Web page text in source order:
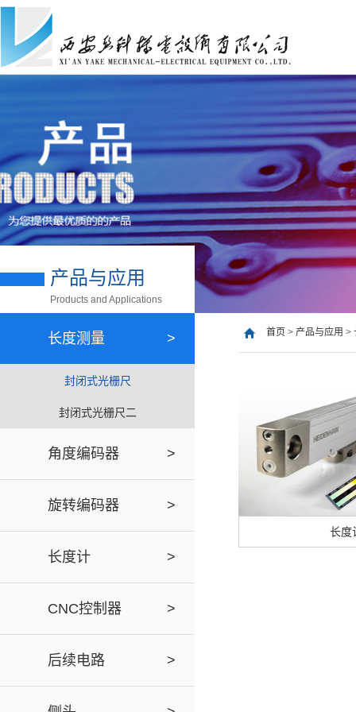
产品与应用
Products and Applications
长度测量 >
封闭式光栅尺
封闭式光栅尺二
角度编码器 >
旋转编码器 >
长度计 >
CNC控制器 >
后续电路 >
首页 > 产品与应用 >
长度